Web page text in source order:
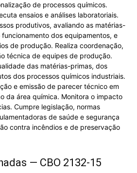
de processos químicos.
ensaios e análises laboratoriais.
produtivos, avaliando as matérias-
dos equipamentos, e
de produção. Realiza coordenação,
técnica de equipes de produção.
das matérias-primas, dos
dos processos químicos industriais.
e emissão de parecer técnico em
da área química. Monitora o impacto
Cumpre legislação, normas
de saúde e segurança
contra incêndios e de preservação
— CBO 2132-15